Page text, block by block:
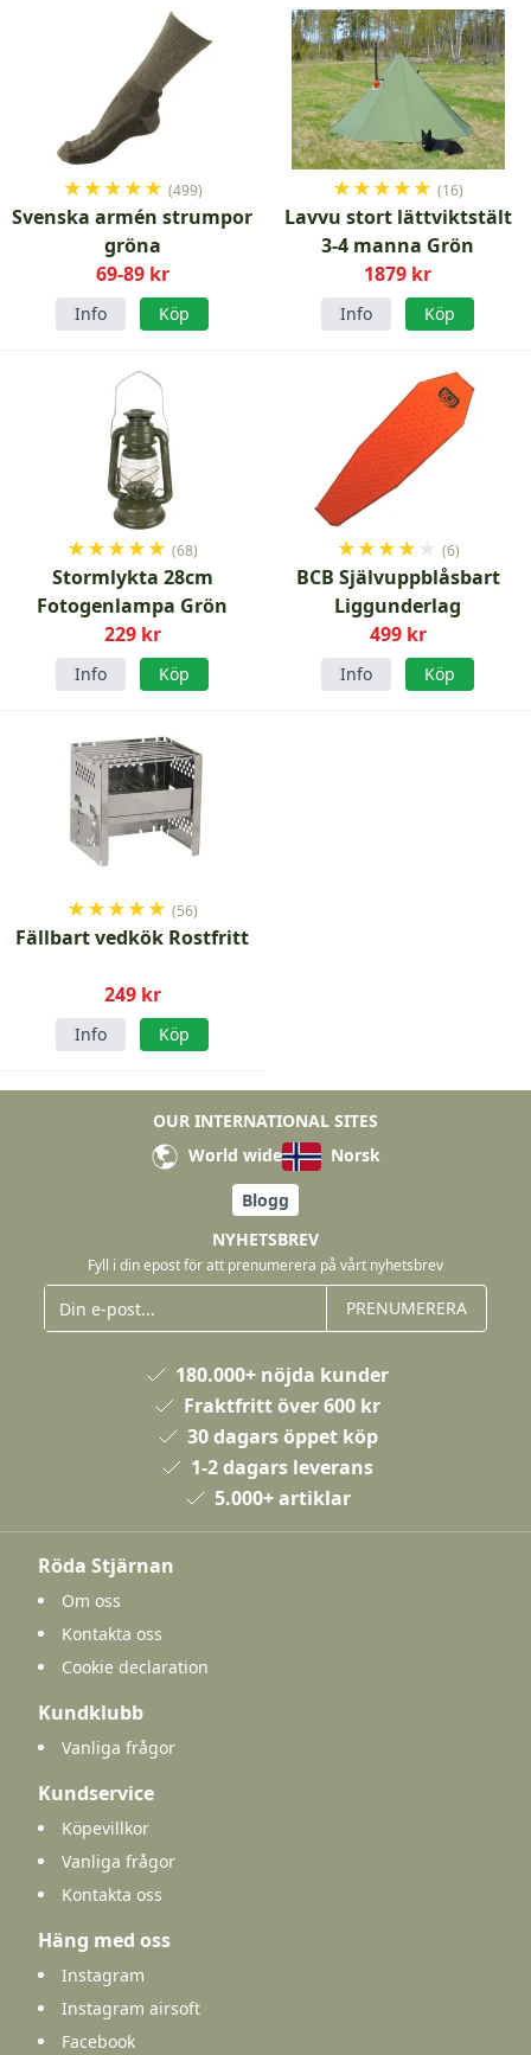
★★★★★ (499)
Svenska armén strumpor
gröna
69-89 kr
Info Köp
★★★★★ (16)
Lavvu stort lättviktstält
3-4 manna Grön
1879 kr
Info Köp
★★★★★ (68)
Stormlykta 28cm
Fotogenlampa Grön
229 kr
Info Köp
★★★★ ★ (6)
BCB Självuppblåsbart
Liggunderlag
499 kr
Info Köp
★★★★★ (56)
Fällbart vedkök Rostfritt
249 kr
Info Köp
OUR INTERNATIONAL SITES
World wide
Norsk
Blogg
NYHETSBREV
Fyll i din epost för att prenumerera på vårt nyhetsbrev
PRENUMERERA
180.000+ nöjda kunder
Fraktfritt över 600 kr
30 dagars öppet köp
1-2 dagars leverans
5.000+ artiklar
Röda Stjärnan
Om oss
Kontakta oss
Cookie declaration
Kundklubb
Vanliga frågor
Kundservice
Köpevillkor
Vanliga frågor
Kontakta oss
Häng med oss
Instagram
Instagram airsoft
Facebook